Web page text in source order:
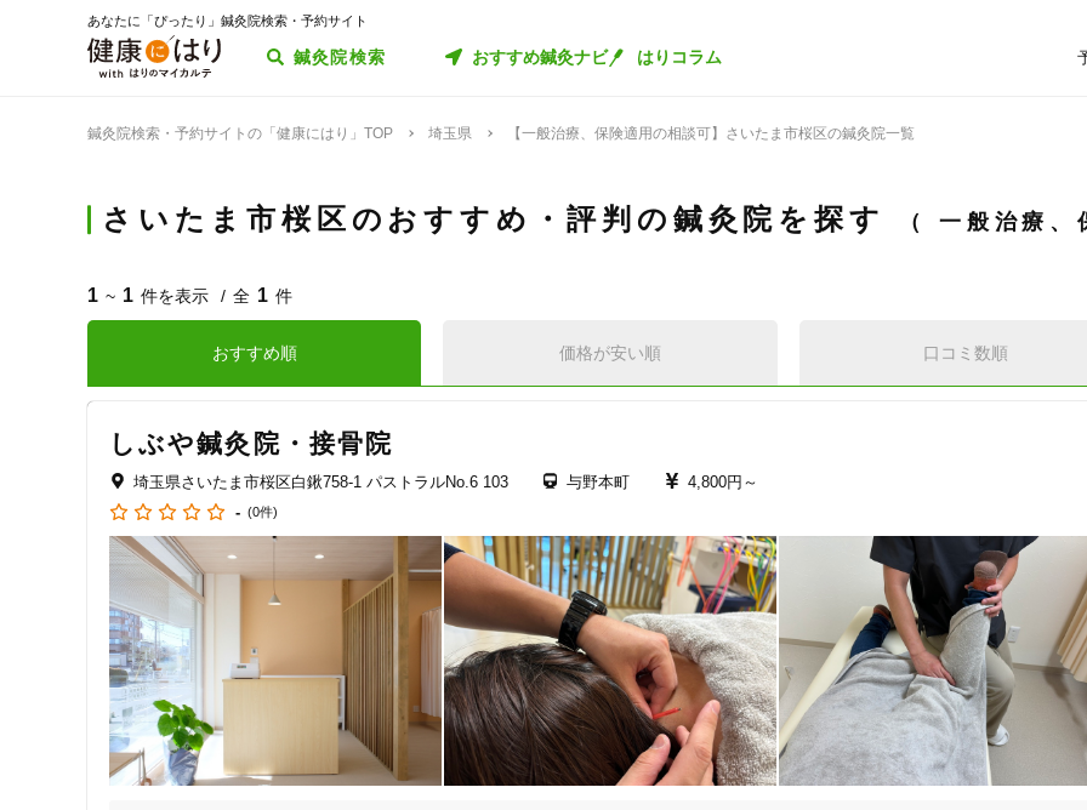
あなたに「ぴったり」鍼灸院検索・予約サイト
鍼灸院検索 おすすめ鍼灸ナビ はりコラム
鍼灸院検索・予約サイトの「健康にはり」TOP 埼玉県 【一般治療、保険適用の相談可】さいたま市桜区の鍼灸院一覧
さいたま市桜区のおすすめ・評判の鍼灸院を探す 一般治療、
1 ~ 1 件を表示 全 1 件
おすすめ順 価格が安い順 口コミ数順
しぶや鍼灸院・接骨院
埼玉県さいたま市桜区白鍬758-1 パストラルNo.6 103 与野本町
4,800円～
- (0件)